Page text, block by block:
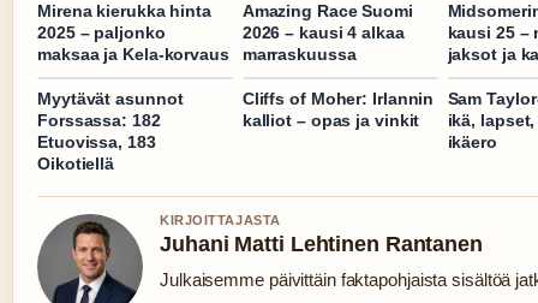
Mirena kierukka hinta
2025 – paljonko
maksaa ja Kela-korvaus
Amazing Race Suomi
2026 – kausi 4 alkaa
marraskuussa
kausi 25 –
jaksot ja
Myytävät asunnot
Forssassa: 182
Etuovissa, 183
Oikotiellä
Cliffs of Moher: Irlannin
kalliot – opas ja vinkit
Sam
ikä,
ikäero
KIRJOITTAJASTA
Juhani Matti Lehtinen Rantanen
Julkaisemme päivittäin faktapohjaista sisältöä